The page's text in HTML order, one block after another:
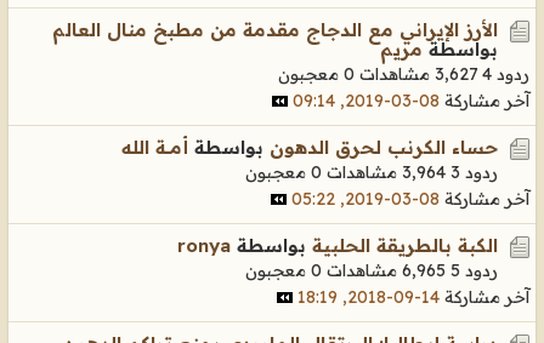
الأرز الإيراني مع الدجاج مقدمة من مطبخ منال العالم
بواسطة مريم
ردود 4 3,627 مشاهدات
0 معجبون
آخر مشاركة 08-03-2019, 09:14
حساء الكرنب لحرق الدهون بواسطة أمـــة الله
ردود 3 3,964 مشاهدات
0 معجبون
آخر مشاركة 08-03-2019, 05:22
الكبة بالطريقة الحلبية بواسطة ronya
ردود 5 6,965 مشاهدات
0 معجبون
آخر مشاركة 14-09-2018, 18:19